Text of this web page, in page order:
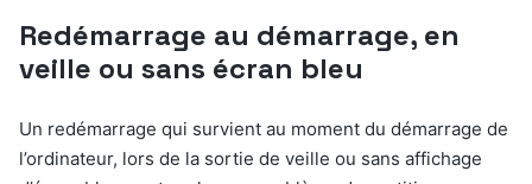
Redémarrage au démarrage, en
veille ou sans écran bleu
Un redémarrage qui survient au moment du démarrage de
l’ordinateur, lors de la sortie de veille ou sans affichage